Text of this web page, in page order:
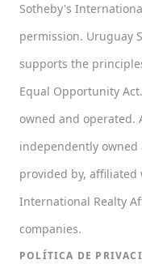
Sotheby's
permission. Uruguay
supports the
Equal Opportunity
owned and operated.
independently
provided by,
International Realty
companies.
POLÍTICA DE